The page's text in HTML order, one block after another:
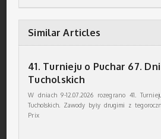
Similar Articles
41. Turnieju o Puchar 67.
Tucholskich
W dniach 9-12.07.2026 rozegrano 41.
Tucholskich. Zawody były drugimi z
Prix